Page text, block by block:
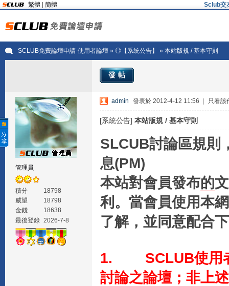
繁體 簡體 Sclub交
SCLUB免費論壇申請-使用者論壇» ◎【系統公告】 » 本站版規 / 基本守則
發帖
管理員
積分
18798
威望
18798
金錢
18638
最後登錄 2026-7-8
admin 發表於 2012-4-12 11:56 只看該
[系統公告] 本站版規 / 基本守則
SLCUB討論區規則
息(PM)
本站對會員發布的
利。當會員使用本
了解，並同意配合
1. SCLUB使用
討論之論壇；非上